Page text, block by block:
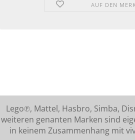
AUF DEN
Lego℗, Mattel, Hasbro, Simba,
weiteren genanten Marken sind
in keinem Zusammenhang mit